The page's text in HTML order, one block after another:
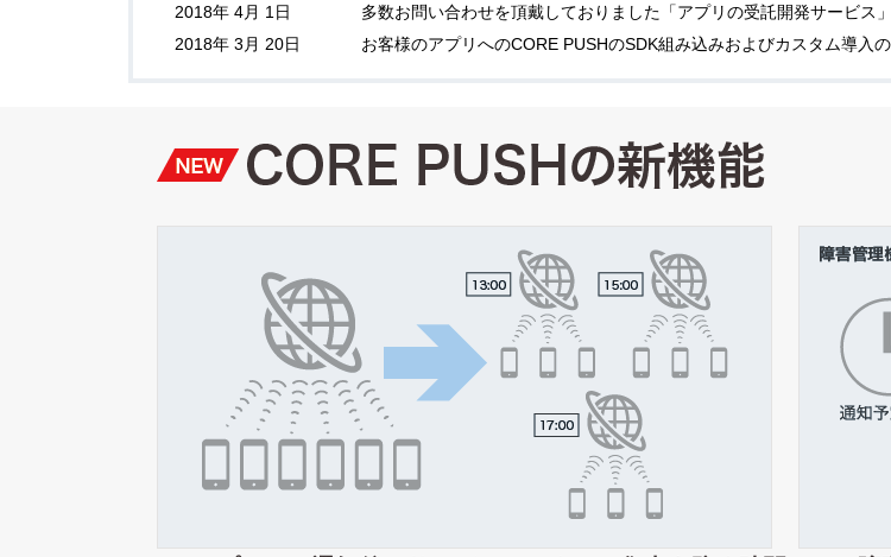
2018年 4月 1日
多数お問い合わせを頂戴しておりました「アプリの受託開発サービス
2018年 3月 20日
お客様のアプリへのCORE PUSHのSDK組み込みおよびカスタム導入